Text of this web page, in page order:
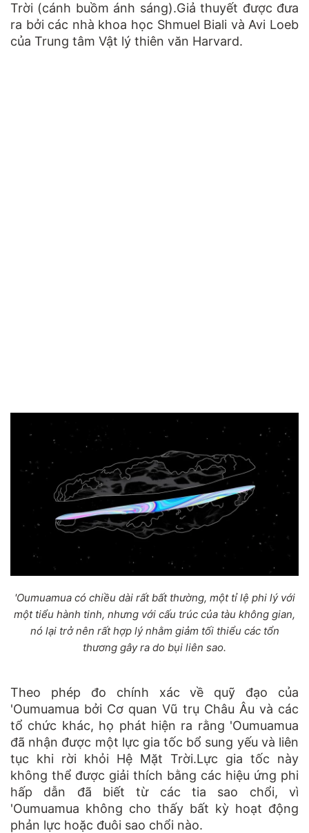
Trời (cánh buồm ánh sáng).Giả thuyết được đưa
ra bởi các nhà khoa học Shmuel Biali và Avi Loeb
của Trung tâm Vật lý thiên văn Harvard.
'Oumuamua có chiều dài rất bất thường, một tỉ lệ phi lý với
một tiểu hành tinh, nhưng với cấu trúc của tàu không gian,
nó lại trở nên rất hợp lý nhằm giảm tối thiểu các tổn
thương gây ra do bụi liên sao.
Theo phép đo chính xác về quỹ đạo của
'Oumuamua bởi Cơ quan Vũ trụ Châu Âu và các
tổ chức khác, họ phát hiện ra rằng 'Oumuamua
đã nhận được một lực gia tốc bổ sung yếu và liên
tục khi rời khỏi Hệ Mặt Trời.Lực gia tốc này
không thể được giải thích bằng các hiệu ứng phi
hấp dẫn đã biết từ các tia sao chổi, vì
'Oumuamua không cho thấy bất kỳ hoạt động
phản lực hoặc đuôi sao chổi nào.